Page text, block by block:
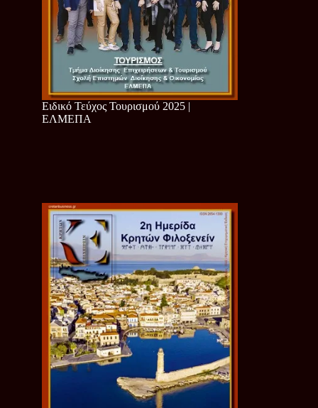
Ειδικό Τεύχος Τουρισμού 2025 |
ΕΛΜΕΠΑ